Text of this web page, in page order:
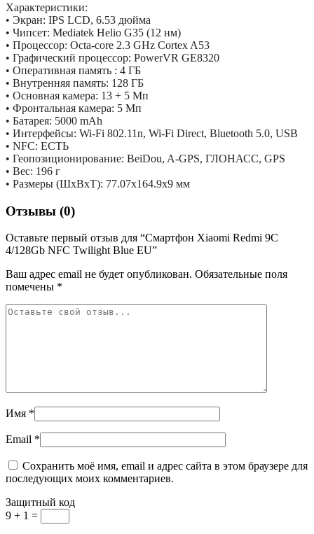
Характеристики:
• Экран: IPS LCD, 6.53 дюйма
• Чипсет: Mediatek Helio G35 (12 нм)
• Процессор: Octa-core 2.3 GHz Cortex A53
• Графический процессор: PowerVR GE8320
• Оперативная память : 4 ГБ
• Внутренняя память: 128 ГБ
• Основная камера: 13 + 5 Мп
• Фронтальная камера: 5 Мп
• Батарея: 5000 mAh
• Интерфейсы: Wi-Fi 802.11n, Wi-Fi Direct, Bluetooth 5.0, USB
• NFC: ЕСТЬ
• Геопозиционирование: BeiDou, A-GPS, ГЛОНАСС, GPS
• Вес: 196 г
• Размеры (ШxВxТ): 77.07x164.9x9 мм
Отзывы (0)
Оставьте первый отзыв для “Смартфон Xiaomi Redmi 9C
4/128Gb NFC Twilight Blue EU”
Ваш адрес email не будет опубликован. Обязательные поля
помечены *
Имя *
Email *
Сохранить моё имя, email и адрес сайта в этом браузере для
последующих моих комментариев.
Защитный код
9 + 1 =